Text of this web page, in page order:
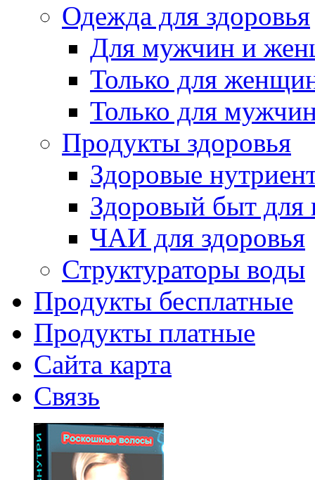
Одежда для здоровья
Для мужчин и
Только для
Только для
Продукты здоровья
Здоровые
Здоровый быт для
ЧАИ для здоровья
Структураторы воды
Продукты бесплатные
Продукты платные
Сайта карта
Связь